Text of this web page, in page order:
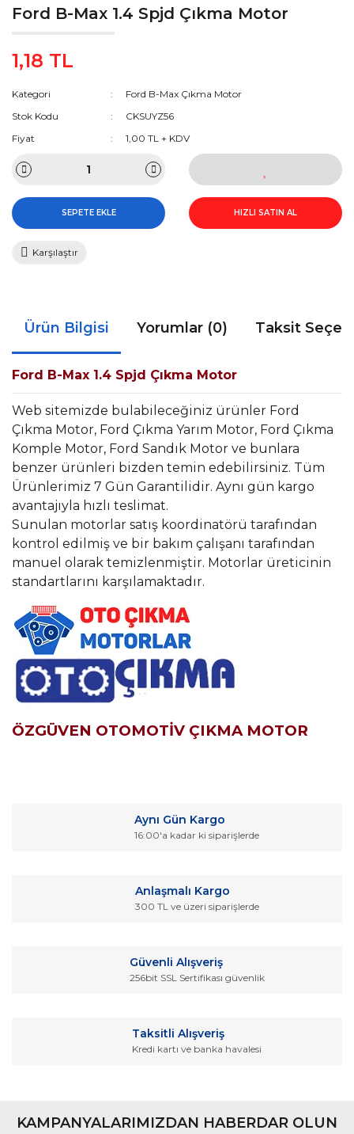
Ford B-Max 1.4 Spjd Çıkma Motor
1,18 TL
Kategori
Ford B-Max Çıkma Motor
Stok Kodu
CKSUYZ56
Fiyat
1,00 TL + KDV
SEPETE EKLE HIZLI SATIN AL
Karşılaştır
Ürün Bilgisi Yorumlar (0) Taksit
Ford B-Max 1.4 Spjd Çıkma Motor
Web sitemizde bulabileceğiniz ürünler Ford
Çıkma Motor, Ford Çıkma Yarım Motor, Ford Çıkma
Komple Motor, Ford Sandık Motor ve bunlara
benzer ürünleri bizden temin edebilirsiniz. Tüm
Ürünlerimiz 7 Gün Garantilidir. Aynı gün kargo
avantajıyla hızlı teslimat.
Sunulan motorlar satış koordinatörü tarafından
kontrol edilmiş ve bir bakım çalışanı tarafından
manuel olarak temizlenmiştir. Motorlar üreticinin
standartlarını karşılamaktadır.
ÖZGÜVEN OTOMOTİV ÇIKMA MOTOR
Görüş ve önerileriniz için teşekkür ederiz.
Ürün bilgilerinde hatalar bulunuyor.
Gönder
Aynı Gün Kargo
16:00'a kadar ki siparişlerde
Anlaşmalı Kargo
300 TL ve üzeri siparişlerde
Güvenli Alışveriş
256bit SSL Sertifikası güvenlik
Taksitli Alışveriş
Kredi kartı ve banka havalesi
KAMPANYALARIMIZDAN HABERDAR OLUN